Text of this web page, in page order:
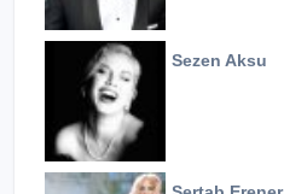
Sezen Aksu